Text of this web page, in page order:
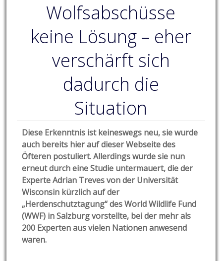
Wolfsabschüsse
keine Lösung – eher
verschärft sich
dadurch die
Situation
Diese Erkenntnis ist keineswegs neu, sie wurde
auch bereits hier auf dieser Webseite des
Öfteren postuliert. Allerdings wurde sie nun
erneut durch eine Studie untermauert, die der
Experte Adrian Treves von der Universität
Wisconsin kürzlich auf der
„Herdenschutztagung“ des World Wildlife Fund
(WWF) in Salzburg vorstellte, bei der mehr als
200 Experten aus vielen Nationen anwesend
waren.